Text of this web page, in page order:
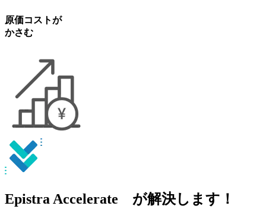
原価コストが
かさむ
Epistra Accelerate が解決します！